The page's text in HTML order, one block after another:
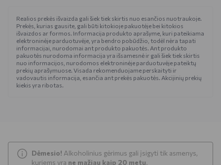
Realios prekės išvaizda gali šiek tiek skirtis nuo esančios nuotraukoje.
Prekės, kurias gausite, gali būti kitokioje pakuotėje bei kitokios
išvaizdos ar formos. Informacija produkto aprašyme, kuri pateikiama
elektroninėje parduotuvėje, yra bendro pobūdžio, todėl nėra tapati
informacijai, nurodomai ant produkto pakuotės. Ant produkto
pakuotės nurodoma informacija yra išsamesnė ir gali šiek tiek skirtis
nuo informacijos, nurodomos elektroninėje parduotuvėje pateiktų
prekių aprašymuose. Visada rekomenduojame perskaityti ir
vadovautis informacija, esančia ant prekės pakuotės. Akcijinių prekių
kiekis yra ribotas.
Dėmesio! Alkoholinius gėrimus gali įsigyti tik asmenys,
kuriems yra ne mažiau kaip 20 metų.